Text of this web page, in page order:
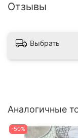
Отзывы
Выбрать
Аналогичные
-50%